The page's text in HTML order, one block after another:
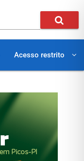
Acesso restrito